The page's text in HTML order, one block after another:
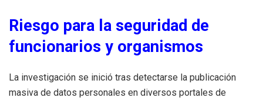
Riesgo para la seguridad de
funcionarios y organismos
La investigación se inició tras detectarse la publicación
masiva de datos personales en diversos portales de